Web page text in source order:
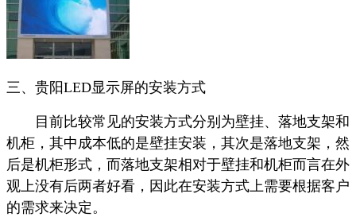
三、贵阳LED显示屏的安装方式
目前比较常见的安装方式分别为壁挂、落地支架和
机柜，其中成本低的是壁挂安装，其次是落地支架，然
后是机柜形式，而落地支架相对于壁挂和机柜而言在外
观上没有后两者好看，因此在安装方式上需要根据客户
的需求来决定。